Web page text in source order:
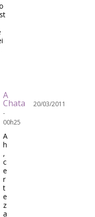
A
Chata
20/03/2011
-
00h25
A
h
,
c
e
r
t
e
z
a